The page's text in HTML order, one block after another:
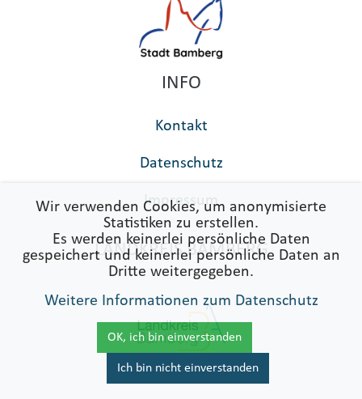
Wir verwenden Cookies, um anonymisierte
Statistiken zu erstellen.
Es werden keinerlei persönliche Daten
gespeichert und keinerlei persönliche Daten an
Dritte weitergegeben.
Weitere Informationen zum Datenschutz
OK, ich bin einverstanden
Ich bin nicht einverstanden
INFO
Kontakt
Datenschutz
Impressum
LANDKREIS BAMBERG